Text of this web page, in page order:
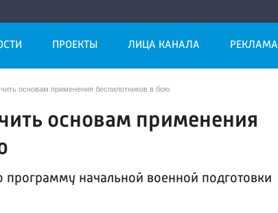
ПРОЕКТЫ ЛИЦА КАНАЛА РЕКЛАМА
основам применения беспилотников в бою
основам применения
начальной военной подготовки